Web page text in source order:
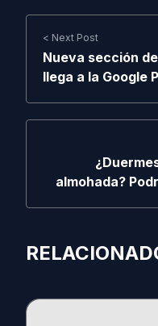
< Next Post
Nueva sección
llega a la Google
almohada?